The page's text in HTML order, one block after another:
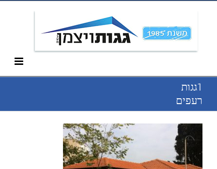
Skip
content
1גגות
רעפים